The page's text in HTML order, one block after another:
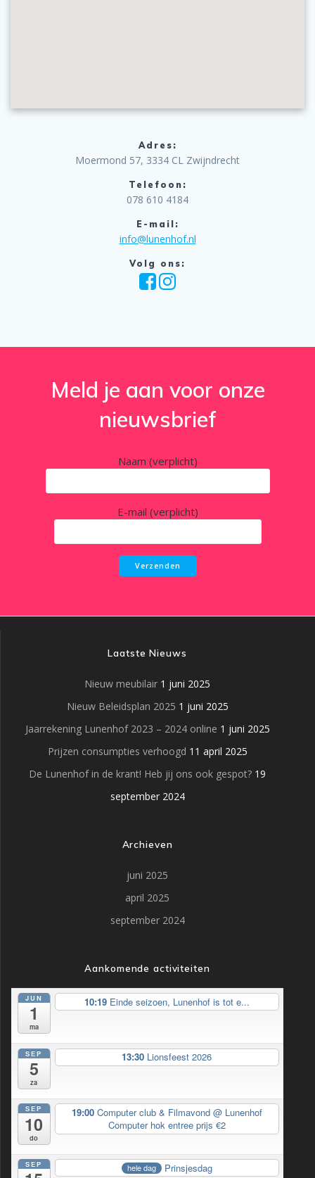
Adres:
Moermond 57, 3334 CL Zwijndrecht
Telefoon:
078 610 4184
E-mail:
info@lunenhof.nl
Volg ons:
Meld je aan voor onze
nieuwsbrief
Naam (verplicht)
E-mail (verplicht)
Laatste Nieuws
Nieuw meubilair 1 juni 2025
Nieuw Beleidsplan 2025 1 juni 2025
Jaarrekening Lunenhof 2023 – 2024 online 1 juni 2025
Prijzen consumpties verhoogd 11 april 2025
De Lunenhof in de krant! Heb jij ons ook gespot? 19
september 2024
Archieven
juni 2025
april 2025
september 2024
Aankomende activiteiten
JUN
1
ma
10:19 Einde seizoen, Lunenhof is tot e...
SEP
5
za
13:30 Lionsfeest 2026
SEP
10
do
19:00 Computer club & Filmavond @ Lunenhof
Computer hok entree prijs €2
SEP hele dag Prinsjesdag